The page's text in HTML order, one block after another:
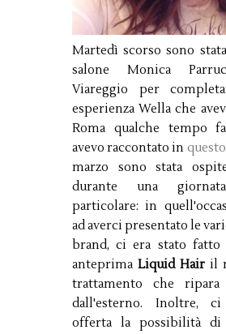
Martedì scorso sono
salone Monica
Viareggio per
esperienza Wella che
Roma qualche tempo
avevo raccontato in
marzo sono stata
durante una
particolare: in
ad averci presentato le
brand, ci era stato fatto
anteprima Liquid Hair il
trattamento che
dall'esterno. Inoltre,
offerta la possibilità di